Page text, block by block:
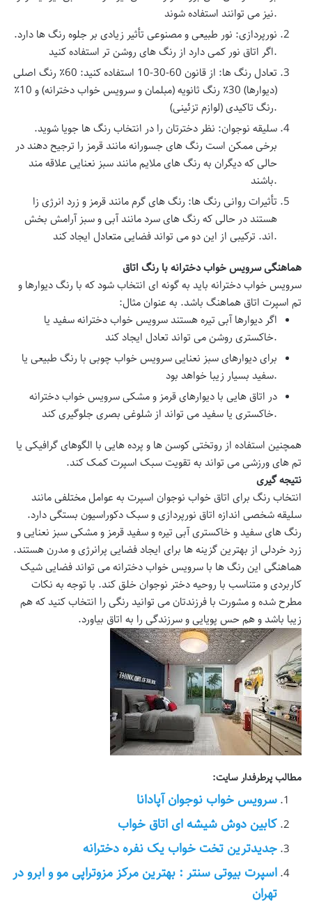
نیز می توانند استفاده شوند.
نورپردازی: نور طبیعی و مصنوعی تأثیر زیادی بر جلوه رنگ ها دارد.
اگر اتاق نور کمی دارد از رنگ های روشن تر استفاده کنید.
تعادل رنگ ها
: از قانون 60-30-10 استفاده کنید: 60٪ رنگ اصلی
(دیوارها) 30٪ رنگ ثانویه (مبلمان و
سرویس خواب دخترانه
) و 10٪
رنگ تاکیدی (لوازم تزئینی).
سلیقه نوجوان: نظر دخترتان را در انتخاب رنگ ها جویا شوید.
برخی ممکن است رنگ های جسورانه مانند قرمز را ترجیح دهند در
حالی که دیگران به رنگ های ملایم مانند سبز نعنایی علاقه مند
باشند.
تأثیرات روانی رنگ ها: رنگ های گرم مانند قرمز و زرد انرژی زا
هستند در حالی که رنگ های سرد مانند آبی و سبز آرامش بخش
اند. ترکیبی از این دو می تواند فضایی متعادل ایجاد کند.
هماهنگی سرویس خواب دخترانه با رنگ اتاق
سرویس خواب دخترانه باید به گونه ای انتخاب شود که با رنگ دیوارها و
تم اسپرت اتاق هماهنگ باشد. به عنوان مثال:
اگر دیوارها آبی تیره هستندسرویس خواب دخترانهسفید یا
خاکستری روشن می تواند تعادل ایجاد کند.
برای دیوارهای سبز نعنایی سرویس خواب چوبی با رنگ طبیعی یا
سفید بسیار زیبا خواهد بود.
در اتاق هایی با دیوارهای قرمز و مشکیسرویس خواب دخترانه
خاکستری یا سفید می تواند از شلوغی بصری جلوگیری کند.
همچنین استفاده از روتختی کوسن ها و پرده هایی با الگوهای گرافیکی یا
تم های ورزشی می تواند به تقویت سبک اسپرت کمک کند.
نتیجه گیری
انتخاب رنگ برای اتاق خواب نوجوان اسپرت به عوامل مختلفی مانند
سلیقه شخصی اندازه اتاق نورپردازی و سبک دکوراسیون بستگی دارد.
رنگ های سفید و خاکستری آبی تیره و سفید قرمز و مشکی سبز نعنایی و
زرد خردلی از بهترین گزینه ها برای ایجاد فضایی پرانرژی و مدرن هستند.
هماهنگی این رنگ ها با سرویس خواب دخترانهمی تواند فضایی شیک
کاربردی و متناسب با روحیه دختر نوجوان خلق کند. با توجه به نکات
مطرح شده و مشورت با فرزندتان می توانید رنگی را انتخاب کنید که هم
زیبا باشد و هم حس پویایی و سرزندگی را به اتاق بیاورد.
مطالب پرطرفدار سایت:
سرویس خواب نوجوان آپادانا
کابین دوش شیشه ای اتاق خواب
جدیدترین تخت خواب یک نفره دخترانه
اسپرت بیوتی سنتر : بهترین مرکز مزوتراپی مو و ابرو در
تهران